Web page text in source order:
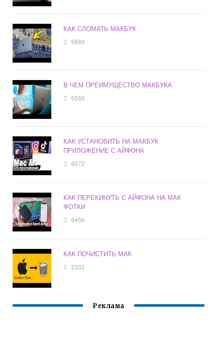
КАК СЛОМАТЬ МАКБУК
5889
В ЧЕМ ПРЕИМУЩЕСТВО МАКБУКА
5565
КАК УСТАНОВИТЬ НА МАКБУК
ПРИЛОЖЕНИЕ С АЙФОНА
8972
КАК ПЕРЕКИНУТЬ С АЙФОНА НА МАК
ФОТКИ
9456
КАК ПОЧИСТИТЬ МАК
2332
Реклама